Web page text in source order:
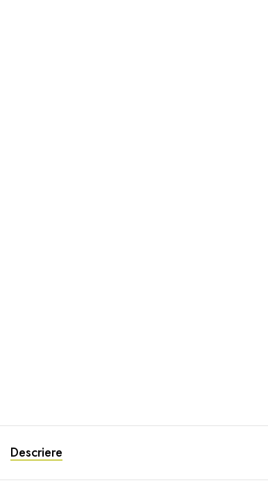
Descriere